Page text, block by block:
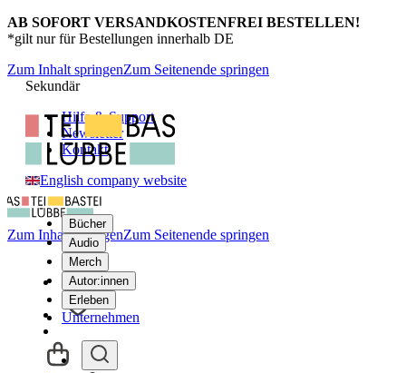
AB SOFORT VERSANDKOSTENFREI BESTELLEN!
*gilt nur für Bestellungen innerhalb DE
Zum Inhalt springenZum Seitenende springen
Sekundär
Hilfe & Support
Newsletter
Kontakt
English company website
Bücher
Audio
Merch
Autor:innen
Erleben
Unternehmen
Zum Inhalt springenZum Seitenende springen